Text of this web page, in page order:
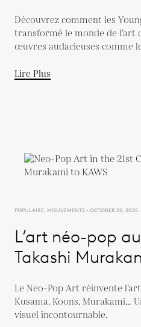
1990
Découvrez comment les
transformé le monde de l’art
œuvres audacieuses comme
Lire Plus
POPULAIRE, MOUVEMENTS - OCTOBER 22, 2025
L’art néo-pop
Takashi
Le Neo-Pop Art réinvente
Kusama, Koons, Murakami…
visuel incontournable.